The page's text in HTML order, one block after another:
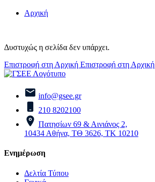
Αρχική
Δυστυχώς η σελίδα δεν υπάρχει.
Επιστροφή στη Αρχική Επιστροφή στη Αρχική
info@gsee.gr
210 8202100
Πατησίων 69 & Αινιάνος 2,
10434 Αθήνα, ΤΘ 3626, ΤΚ 10210
Ενημέρωση
Δελτία Τύπου